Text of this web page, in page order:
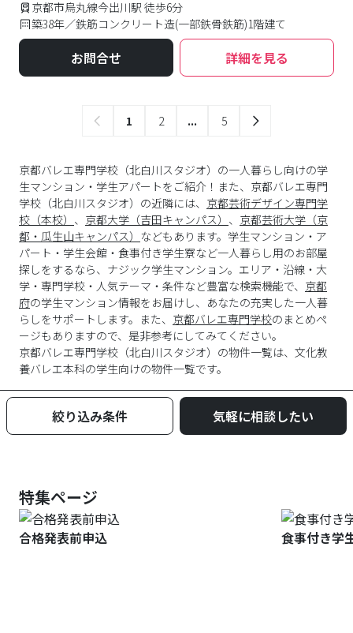
京都市烏丸線今出川駅 徒歩6分
築38年／鉄筋コンクリート造(一部鉄骨鉄筋)1階建て
お問合せ 詳細を見る
1 2 ... 5
京都バレエ専門学校（北白川スタジオ）の一人暮らし向けの学
生マンション・学生アパートをご紹介！また、京都バレエ専門
学校（北白川スタジオ）の近隣には、 京都芸術デザイン専門学
校（本校） 、 京都大学（吉田キャンパス） 、 京都芸術大学（京
都・瓜生山キャンパス） などもあります。学生マンション・ア
パート・学生会館・食事付き学生寮など一人暮らし用のお部屋
探しをするなら、ナジック学生マンション。エリア・沿線・大
学・専門学校・人気テーマ・条件など豊富な検索機能で、 京都
府の学生マンション情報をお届けし、あなたの充実した一人暮
らしをサポートします。また、 京都バレエ専門学校のまとめペ
ージもありますので、是非参考にしてみてください。
京都バレエ専門学校 （北白川スタジオ）の物件一覧は、 文化教
養バレエ本科の学生向けの物件一覧です。
絞り込み条件 気軽に相談したい
特集ページ
合格発表前申込 食事付き学